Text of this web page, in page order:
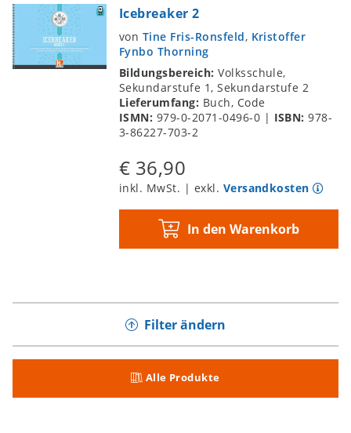
Icebreaker 2
von Tine Fris-Ronsfeld, Kristoffer
Fynbo Thorning
Bildungsbereich:Volksschule,
Sekundarstufe 1, Sekundarstufe 2
Lieferumfang: Buch, Code
ISMN: 979-0-2071-0496-0 | ISBN:978-
3-86227-703-2
€ 36,90
inkl. MwSt. | exkl. Versandkosten
In den Warenkorb
Filter ändern
Alle Produkte